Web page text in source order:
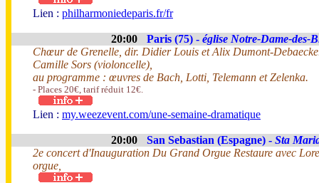
Lien : philharmoniedeparis.fr/fr
20:00 Paris (75) - église Notre-Dame-des-
Chœur de Grenelle, dir. Didier Louis et Alix Dumont-
Camille Sors (violoncelle),
au programme : œuvres de Bach, Lotti, Telemann et Zelenka.
- Places 20€, tarif réduit 12€.
Lien : my.weezevent.com/une-semaine-dramatique
20:00 San Sebastian (Espagne) - Sta
2e concert d'Inauguration Du Grand Orgue Restaure avec
orgue,